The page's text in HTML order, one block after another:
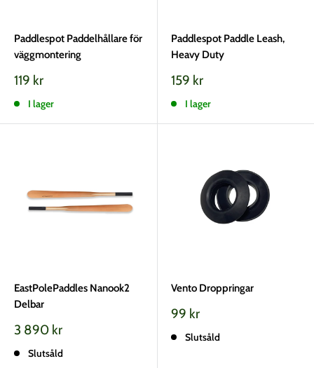
Paddlespot Paddelhållare för
väggmontering
Vårt
119 kr
I lager
Paddlespot Paddle Leash,
Heavy Duty
Vårt
159 kr
I lager
EastPolePaddles Nanook2
Delbar
Vårt
3 890 kr
Slutsåld
Vento Droppringar
Vårt
99 kr
Slutsåld